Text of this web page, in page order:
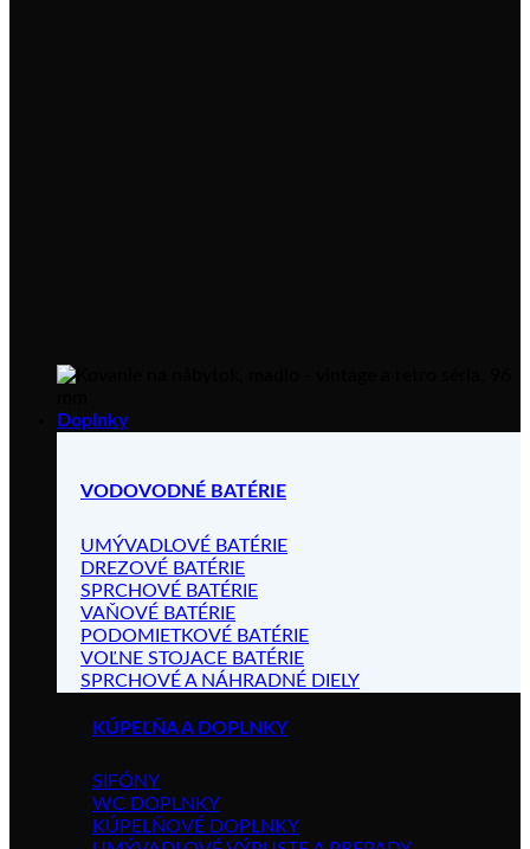
Doplnky
VODOVODNÉ BATÉRIE
UMÝVADLOVÉ BATÉRIE
DREZOVÉ BATÉRIE
SPRCHOVÉ BATÉRIE
VAŇOVÉ BATÉRIE
PODOMIETKOVÉ BATÉRIE
VOĽNE STOJACE BATÉRIE
SPRCHOVÉ A NÁHRADNÉ DIELY
KÚPEĽŇA A DOPLNKY
SIFÓNY
WC DOPLNKY
KÚPELŇOVÉ DOPLNKY